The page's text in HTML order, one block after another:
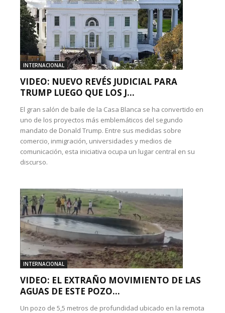
INTERNACIONAL
VIDEO: NUEVO REVÉS JUDICIAL PARA
TRUMP LUEGO QUE LOS J...
El gran salón de baile de la Casa Blanca se ha convertido en
uno de los proyectos más emblemáticos del segundo
mandato de Donald Trump. Entre sus medidas sobre
comercio, inmigración, universidades y medios de
comunicación, esta iniciativa ocupa un lugar central en su
discurso.
INTERNACIONAL
VIDEO: EL EXTRAÑO MOVIMIENTO DE LAS
AGUAS DE ESTE POZO...
Un pozo de 5,5 metros de profundidad ubicado en la remota